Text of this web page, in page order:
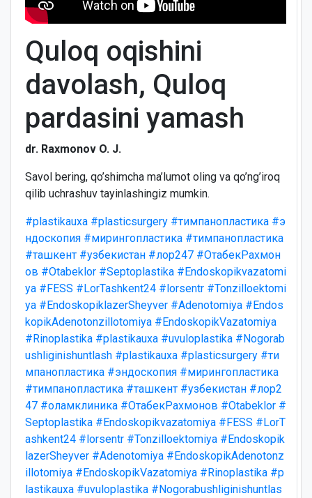
Quloq oqishini
davolash, Quloq
pardasini yamash
dr. Raxmonov O. J.
Savol bering, qo’shimcha ma’lumot oling va qo’ng’iroq
qilib uchrashuv tayinlashingiz mumkin.
#plastikauxa #plasticsurgery #тимпанопластика #э
ндоскопия #мирингопластика #тимпанопластика
#ташкент #узбекистан #лор247 #ОтабекРахмон
ов #Otabeklor #Septoplastika #Endoskopikvazatomi
ya #FESS #LorTashkent24 #lorsentr #Tonzilloektomi
ya #EndoskopiklazerSheyver #Adenotomiya #Endos
kopikAdenotonzillotomiya #EndoskopikVazatomiya
#Rinoplastika #plastikauxa #uvuloplastika #Nogorab
ushliginishuntlash #plastikauxa #plasticsurgery #ти
мпанопластика #эндоскопия #мирингопластика
#тимпанопластика #ташкент #узбекистан #лор2
47 #оламклиника #ОтабекРахмонов #Otabeklor #
Septoplastika #Endoskopikvazatomiya #FESS #LorT
ashkent24 #lorsentr #Tonzilloektomiya #Endoskopik
lazerSheyver #Adenotomiya #EndoskopikAdenotonz
illotomiya #EndoskopikVazatomiya #Rinoplastika #p
lastikauxa #uvuloplastika #Nogorabushliginishuntlas